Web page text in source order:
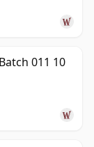
011 10